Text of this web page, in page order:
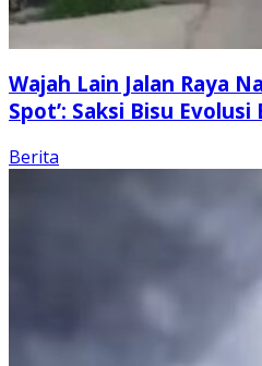
Wajah Lain Jalan Raya
Spot’: Saksi Bisu
Berita